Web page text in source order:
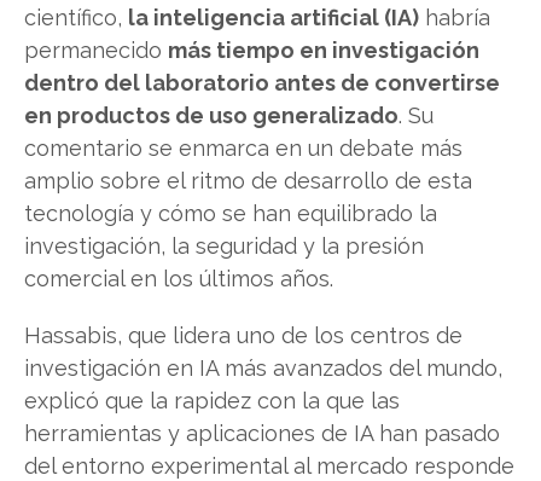
científico, la inteligencia artificial (IA) habría
permanecido más tiempo en investigación
dentro del laboratorio antes de convertirse
en productos de uso generalizado. Su
comentario se enmarca en un debate más
amplio sobre el ritmo de desarrollo de esta
tecnología y cómo se han equilibrado la
investigación, la seguridad y la presión
comercial en los últimos años.
Hassabis, que lidera uno de los centros de
investigación en IA más avanzados del mundo,
explicó que la rapidez con la que las
herramientas y aplicaciones de IA han pasado
del entorno experimental al mercado responde